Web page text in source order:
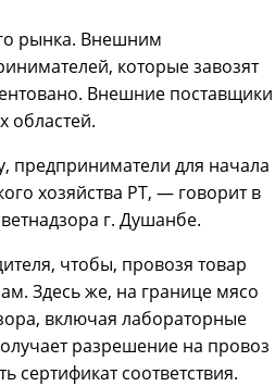
рынка. Внешним
которые завозят
Внешние поставщики
областей.
предприниматели для начала
хозяйства РТ, — говорит в
г. Душанбе.
чтобы, провозя товар
Здесь же, на границе мясо
включая лабораторные
разрешение на провоз
соответствия.